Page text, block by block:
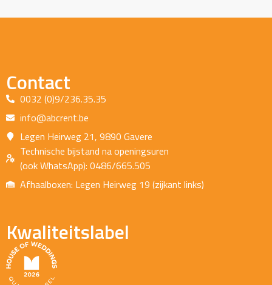
Contact
0032 (0)9/236.35.35
info@abcrent.be
Legen Heirweg 21, 9890 Gavere
Technische bijstand na openingsuren
(ook WhatsApp): 0486/665.505
Afhaalboxen: Legen Heirweg 19 (zijkant links)
Kwaliteitslabel